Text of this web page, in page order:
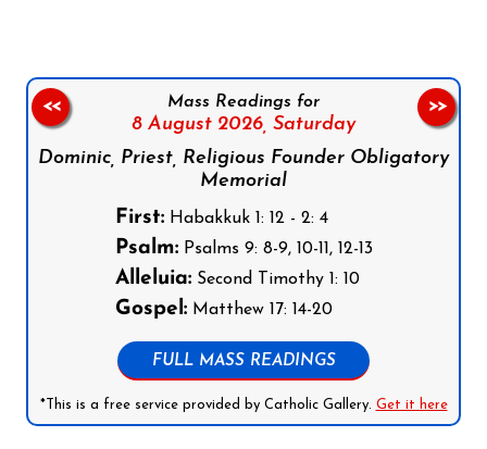
Mass Readings for
8 August 2026, Saturday
Dominic, Priest, Religious Founder Obligatory
Memorial
First:Habakkuk 1: 12 - 2: 4
Psalm:Psalms 9: 8-9, 10-11, 12-13
Alleluia:Second Timothy 1: 10
Gospel:Matthew 17: 14-20
FULL MASS READINGS
*This is a free service provided by Catholic Gallery. Get it here
<< >>